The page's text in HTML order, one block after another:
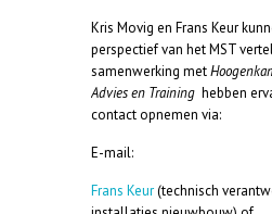
Kris Movig en Frans Keur
perspectief van het MST
samenwerking met
Advies en Training hebben
contact opnemen via:
E-mail:
Frans Keur(technisch